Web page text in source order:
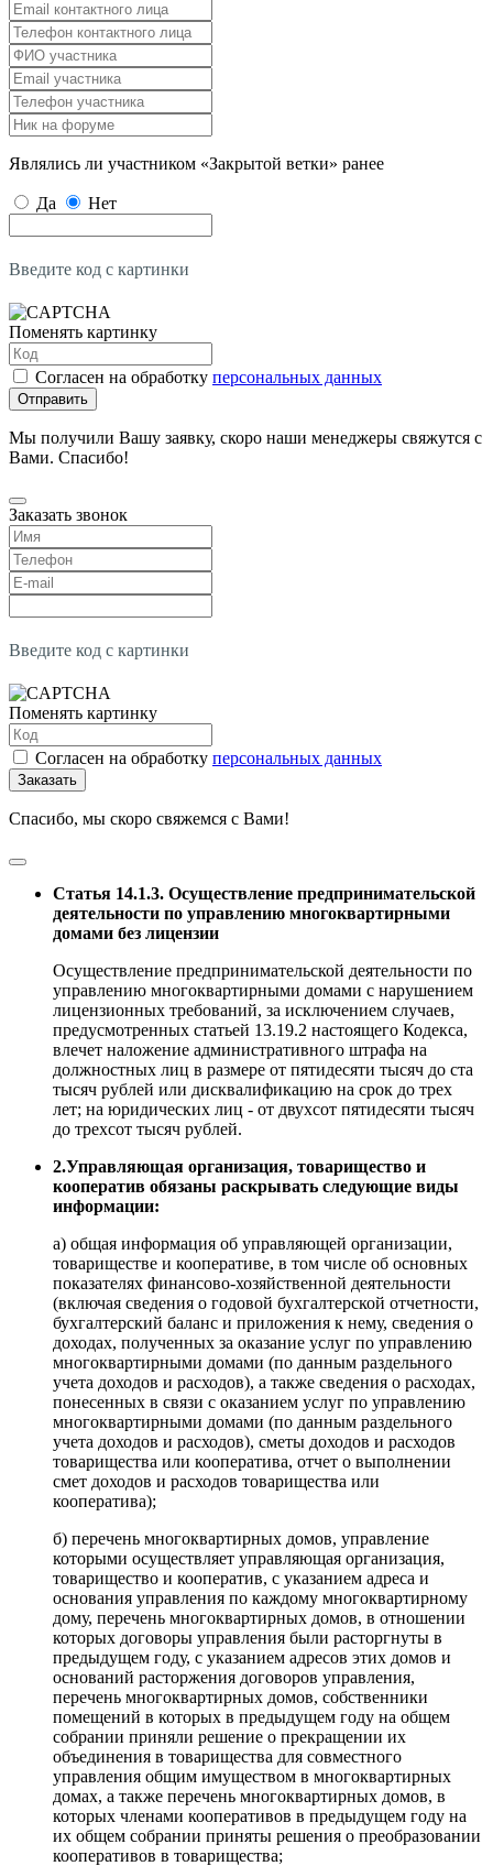
Являлись ли участником «Закрытой ветки» ранее
Да Нет
Введите код с картинки
Поменять картинку
Согласен на обработку персональных данных
Отправить
Мы получили Вашу заявку, скоро наши менеджеры свяжутся с
Вами. Спасибо!
Заказать звонок
Введите код с картинки
Поменять картинку
Согласен на обработку персональных данных
Заказать
Спасибо, мы скоро свяжемся с Вами!
Статья 14.1.3. Осуществление предпринимательской
деятельности по управлению многоквартирными
домами без лицензии
Осуществление предпринимательской деятельности по
управлению многоквартирными домами с нарушением
лицензионных требований, за исключением случаев,
предусмотренных статьей 13.19.2 настоящего Кодекса,
влечет наложение административного штрафа на
должностных лиц в размере от пятидесяти тысяч до ста
тысяч рублей или дисквалификацию на срок до трех
лет; на юридических лиц - от двухсот пятидесяти тысяч
до трехсот тысяч рублей.
2.Управляющая организация, товарищество и
кооператив обязаны раскрывать следующие виды
информации:
а) общая информация об управляющей организации,
товариществе и кооперативе, в том числе об основных
показателях финансово-хозяйственной деятельности
(включая сведения о годовой бухгалтерской отчетности,
бухгалтерский баланс и приложения к нему, сведения о
доходах, полученных за оказание услуг по управлению
многоквартирными домами (по данным раздельного
учета доходов и расходов), а также сведения о расходах,
понесенных в связи с оказанием услуг по управлению
многоквартирными домами (по данным раздельного
учета доходов и расходов), сметы доходов и расходов
товарищества или кооператива, отчет о выполнении
смет доходов и расходов товарищества или
кооператива);
б) перечень многоквартирных домов, управление
которыми осуществляет управляющая организация,
товарищество и кооператив, с указанием адреса и
основания управления по каждому многоквартирному
дому, перечень многоквартирных домов, в отношении
которых договоры управления были расторгнуты в
предыдущем году, с указанием адресов этих домов и
оснований расторжения договоров управления,
перечень многоквартирных домов, собственники
помещений в которых в предыдущем году на общем
собрании приняли решение о прекращении их
объединения в товарищества для совместного
управления общим имуществом в многоквартирных
домах, а также перечень многоквартирных домов, в
которых членами кооперативов в предыдущем году на
их общем собрании приняты решения о преобразовании
кооперативов в товарищества;